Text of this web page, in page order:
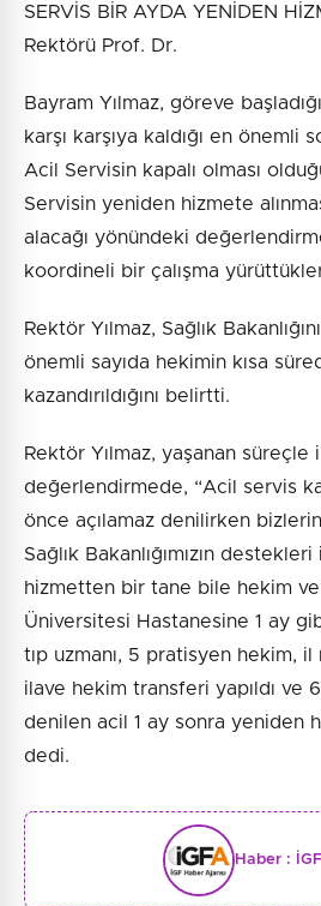
SERVİS BİR AYDA YENİDEN
Rektörü Prof. Dr.
Bayram Yılmaz, göreve
karşı karşıya kaldığı en önemli
Acil Servisin kapalı olması
Servisin yeniden hizmete
alacağı yönündeki
koordineli bir çalışma
Rektör Yılmaz, Sağlık
önemli sayıda hekimin kısa
kazandırıldığını belirtti.
Rektör Yılmaz, yaşanan süreçle
değerlendirmede, “Acil servis
önce açılamaz denilirken
Sağlık Bakanlığımızın
hizmetten bir tane bile hekim
Üniversitesi Hastanesine 1 ay
tıp uzmanı, 5 pratisyen hekim,
ilave hekim transferi yapıldı ve
denilen acil 1 ay sonra yeniden
dedi.
Haber :